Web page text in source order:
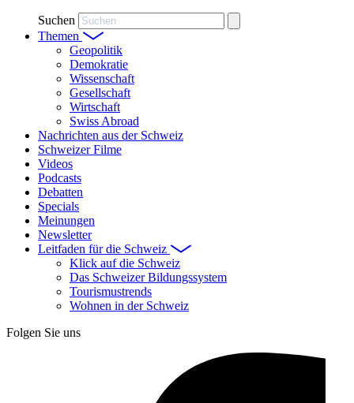
Suchen
Themen
Geopolitik
Demokratie
Wissenschaft
Gesellschaft
Wirtschaft
Swiss Abroad
Nachrichten aus der Schweiz
Schweizer Filme
Videos
Podcasts
Debatten
Specials
Meinungen
Newsletter
Leitfaden für die Schweiz
Klick auf die Schweiz
Das Schweizer Bildungssystem
Tourismustrends
Wohnen in der Schweiz
Folgen Sie uns